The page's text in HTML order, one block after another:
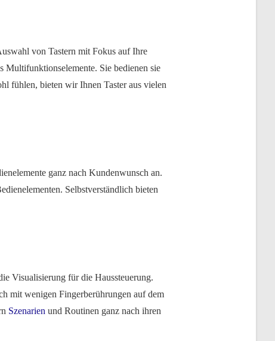
von Tastern mit Fokus auf Ihre
Multifunktionselemente. Sie bedienen sie
fühlen, bieten wir Ihnen Taster aus vielen
ganz nach Kundenwunsch an.
Selbstverständlich bieten
Visualisierung für die Haussteuerung.
mit wenigen Fingerberührungen auf dem
Szenarien und Routinen ganz nach ihren